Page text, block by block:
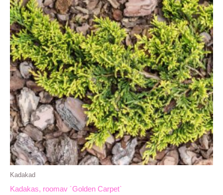
Kadakad
Kadakas, roomav ´Golden Carpet`